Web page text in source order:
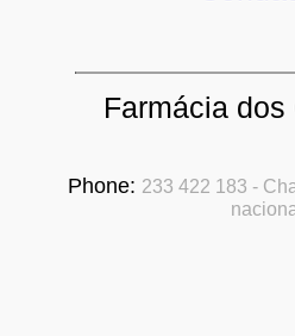
Farmácia dos
Phone: 233 422 183 -